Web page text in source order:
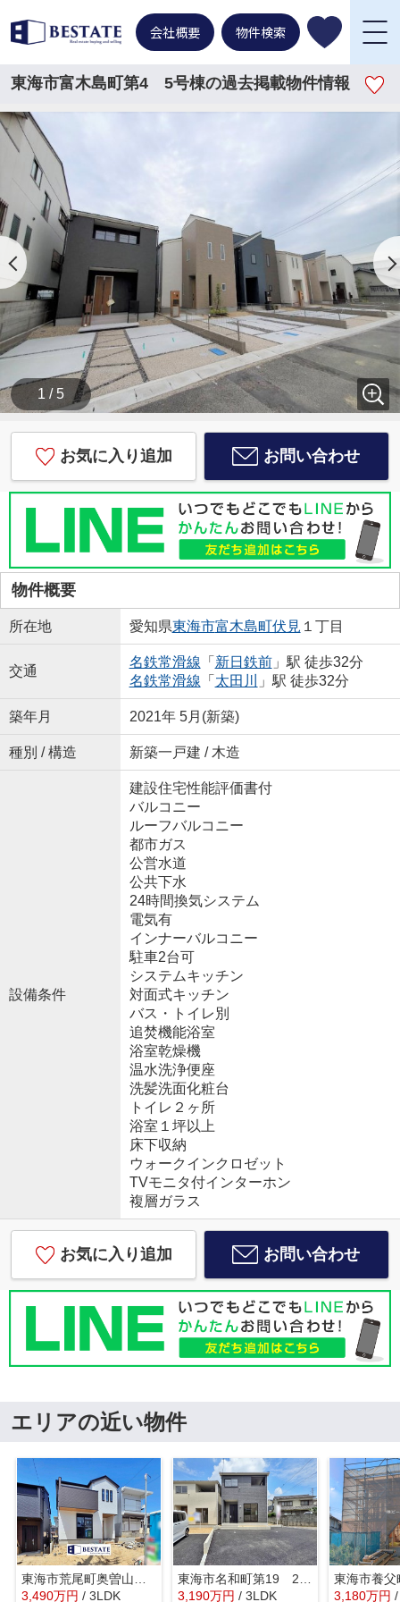
会社概要 物件検索
東海市富木島町第4 5号棟の過去掲載物件情報
1 / 5
お気に入り追加 お問い合わせ
物件概要
所在地 愛知県東海市富木島町伏見 １丁目
交通
名鉄常滑線 「 新日鉄前」駅 徒歩32分
名鉄常滑線 「 太田川 」駅 徒歩32分
築年月 2021年 5月(新築)
種別 / 構造 新築一戸建 / 木造
設備条件
建設住宅性能評価書付
バルコニー
ルーフバルコニー
都市ガス
公営水道
公共下水
24時間換気システム
電気有
インナーバルコニー
駐車2台可
システムキッチン
対面式キッチン
バス・トイレ別
追焚機能浴室
浴室乾燥機
温水洗浄便座
洗髪洗面化粧台
トイレ２ヶ所
浴室１坪以上
床下収納
ウォークインクロゼット
TVモニタ付インターホン
複層ガラス
お気に入り追加 お問い合わせ
エリアの近い物件
3,490万円 / 3LDK
3,190万円 / 3LDK 3,180万円